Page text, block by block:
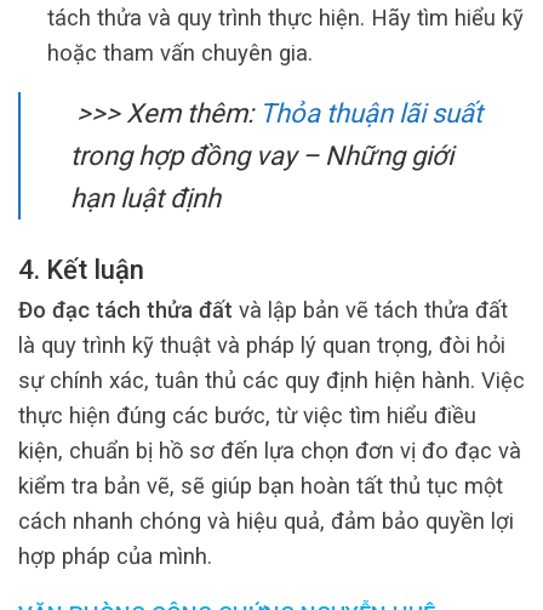
tách thửa và quy trình thực hiện. Hãy tìm hiểu kỹ
hoặc tham vấn chuyên gia.
>>> Xem thêm: Thỏa thuận lãi suất
trong hợp đồng vay – Những giới
hạn luật định
4. Kết luận
Đo đạc tách thửa đất và lập bản vẽ tách thửa đất
là quy trình kỹ thuật và pháp lý quan trọng, đòi hỏi
sự chính xác, tuân thủ các quy định hiện hành. Việc
thực hiện đúng các bước, từ việc tìm hiểu điều
kiện, chuẩn bị hồ sơ đến lựa chọn đơn vị đo đạc và
kiểm tra bản vẽ, sẽ giúp bạn hoàn tất thủ tục một
cách nhanh chóng và hiệu quả, đảm bảo quyền lợi
hợp pháp của mình.